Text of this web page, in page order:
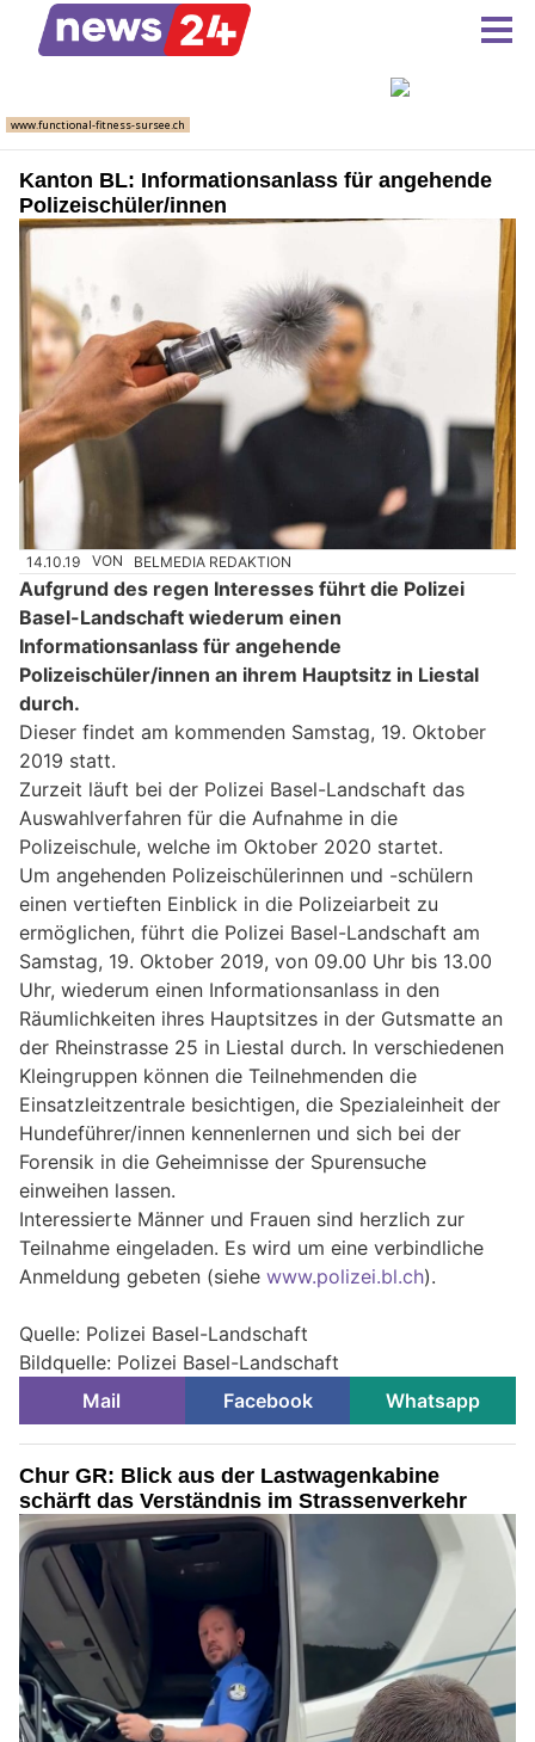
Kanton BL: Informationsanlass für angehende
Polizeischüler/innen
14.10.19 VON BELMEDIA REDAKTION
Aufgrund des regen Interesses führt die Polizei
Basel-Landschaft wiederum einen
Informationsanlass für angehende
Polizeischüler/innen an ihrem Hauptsitz in Liestal
durch.
Dieser findet am kommenden Samstag, 19. Oktober
2019 statt.
Zurzeit läuft bei der Polizei Basel-Landschaft das
Auswahlverfahren für die Aufnahme in die
Polizeischule, welche im Oktober 2020 startet.
Um angehenden Polizeischülerinnen und -schülern
einen vertieften Einblick in die Polizeiarbeit zu
ermöglichen, führt die Polizei Basel-Landschaft am
Samstag, 19. Oktober 2019, von 09.00 Uhr bis 13.00
Uhr, wiederum einen Informationsanlass in den
Räumlichkeiten ihres Hauptsitzes in der Gutsmatte an
der Rheinstrasse 25 in Liestal durch. In verschiedenen
Kleingruppen können die Teilnehmenden die
Einsatzleitzentrale besichtigen, die Spezialeinheit der
Hundeführer/innen kennenlernen und sich bei der
Forensik in die Geheimnisse der Spurensuche
einweihen lassen.
Interessierte Männer und Frauen sind herzlich zur
Teilnahme eingeladen. Es wird um eine verbindliche
Anmeldung gebeten (siehe www.polizei.bl.ch).
Quelle: Polizei Basel-Landschaft
Bildquelle: Polizei Basel-Landschaft
Mail
Facebook Whatsapp
Chur GR: Blick aus der Lastwagenkabine
schärft das Verständnis im Strassenverkehr